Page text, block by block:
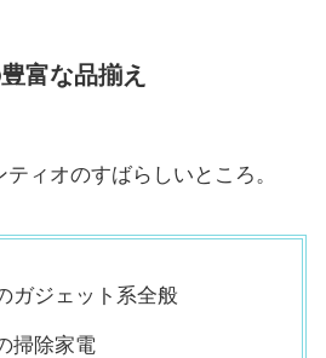
富な品揃え
ィオのすばらしいところ。
ガジェット系全般
掃除家電